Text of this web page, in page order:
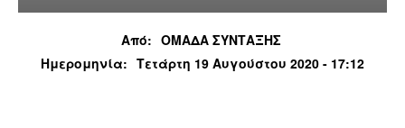
Από: ΟΜΑΔΑ ΣΥΝΤΑΞΗΣ
Ημερομηνία: Τετάρτη 19 Αυγούστου 2020 - 17:12